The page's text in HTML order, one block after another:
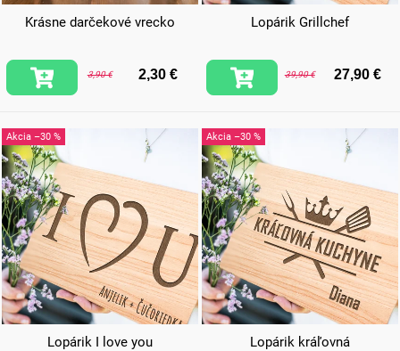
Krásne darčekové vrecko
3,90 € 2,30 €
Lopárik Grillchef
39,90 € 27,90 €
–30 %
Lopárik I love you
–30 %
Lopárik kráľovná